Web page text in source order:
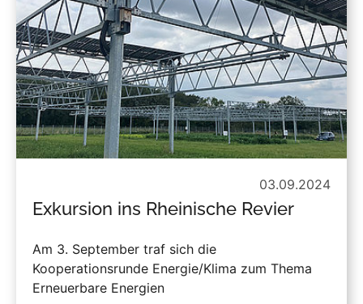
03.09.2024
Exkursion ins Rheinische Revier
Am 3. September traf sich die
Kooperationsrunde Energie/Klima zum Thema
Erneuerbare Energien